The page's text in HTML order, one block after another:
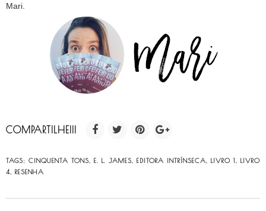
Mari.
COMPARTILHE!!!
TAGS: CINQUENTA TONS E. L. JAMES EDITORA INTRÍNSECA LIVRO 1
LIVRO
4
RESENHA